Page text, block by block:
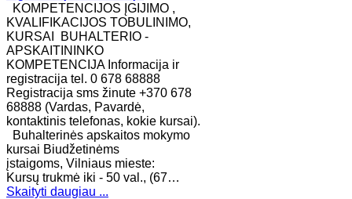
KOMPETENCIJOS ĮGIJIMO ,
KVALIFIKACIJOS TOBULINIMO,
KURSAI BUHALTERIO -
APSKAITININKO
KOMPETENCIJA Informacija ir
registracija tel. 0 678 68888
Registracija sms žinute +370 678
68888 (Vardas, Pavardė,
kontaktinis telefonas, kokie kursai).
Buhalterinės apskaitos mokymo
kursai Biudžetinėms
įstaigoms, Vilniaus mieste:
Kursų trukmė iki - 50 val., (67…
Skaityti daugiau ...